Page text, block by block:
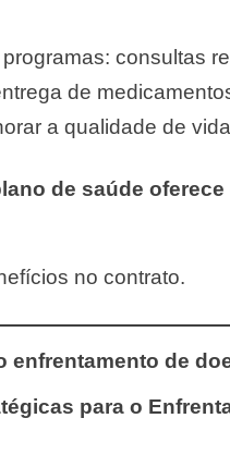
consultas
de
a qualidade de
de saúde
no contrato.
enfrentamento de
para o